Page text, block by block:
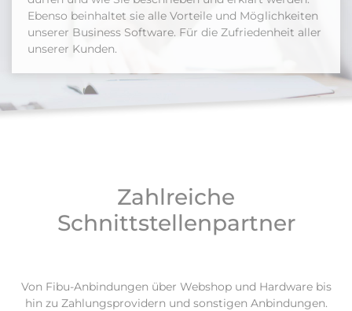
Ebenso beinhaltet sie alle Vorteile und Möglichkeiten
unserer Business Software. Für die Zufriedenheit aller
unserer Kunden.
Zahlreiche
Schnittstellenpartner
Von Fibu-Anbindungen über Webshop und Hardware bis
hin zu Zahlungsprovidern und sonstigen Anbindungen.